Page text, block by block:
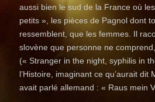
aussi bien le sud de la France où
petits », les pièces de Pagnol dont
ressemblent, que les femmes. Il
slovène que personne ne
(« Stranger in the night, syphilis in
l’Histoire, imaginant ce qu’aurait dit
avait parlé allemand : « Raus mein